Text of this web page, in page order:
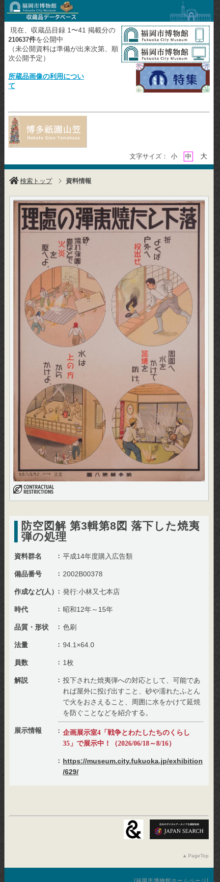
現在、収蔵品目録 1〜41 掲載分の
210637件を公開中
（未公開資料は準備が出来次第、順
次公開予定）
所蔵品画像の利用につい
て
文字サイズ： 小 中 大
検索トップ 資料情報
防空図解 第3輯第8図 落下した焼夷
弾の処理
資料群名 平成14年度購入広告類
備品番号 2002B00378
作成など(人） 発行:小林又七本店
時代 昭和12年～15年
品質・形状 色刷
法量 94.1×64.0
員数 1枚
解説
投下された焼夷弾への対応として、可能であ
れば屋外に投げ出すこと、砂や濡れたふとん
で火をおさえること、周囲に水をかけて延焼
を防ぐことなどを紹介する。
展示情報
企画展示室4「戦争とわたしたちのくらし
35」で展示中！（2026/06/18～8/16）
https://museum.city.fukuoka.jp/exhibition
/629/
PageTop
福岡市博物館ホームページ